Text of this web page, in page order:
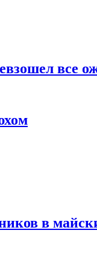
все
в